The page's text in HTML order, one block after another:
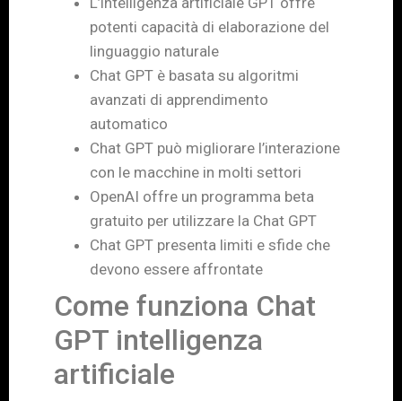
potenti capacità di elaborazione del
linguaggio naturale
Chat GPT è basata su algoritmi
avanzati di apprendimento
automatico
Chat GPT può migliorare l’interazione
con le macchine in molti settori
OpenAI offre un programma beta
gratuito per utilizzare la Chat GPT
Chat GPT presenta limiti e sfide che
devono essere affrontate
Come funziona Chat
GPT intelligenza
artificiale